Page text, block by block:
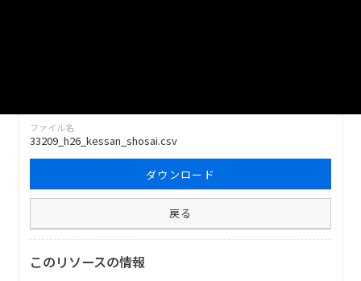
ファイル名
33209_h26_kessan_shosai.csv
ダウンロード
戻る
このリソースの情報